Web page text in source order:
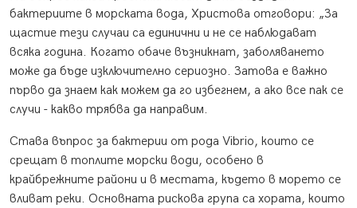
бактериите в морската вода, Христова отговори: „За
щастие тези случаи са единични и не се наблюдават
всяка година. Когато обаче възникнат, заболяването
може да бъде изключително сериозно. Затова е важно
първо да знаем как можем да го избегнем, а ако все пак се
случи - какво трябва да направим.
Става въпрос за бактерии от рода Vibrio, които се
срещат в топлите морски води, особено в
крайбрежните райони и в местата, където в морето се
вливат реки. Основната рискова група са хората, които